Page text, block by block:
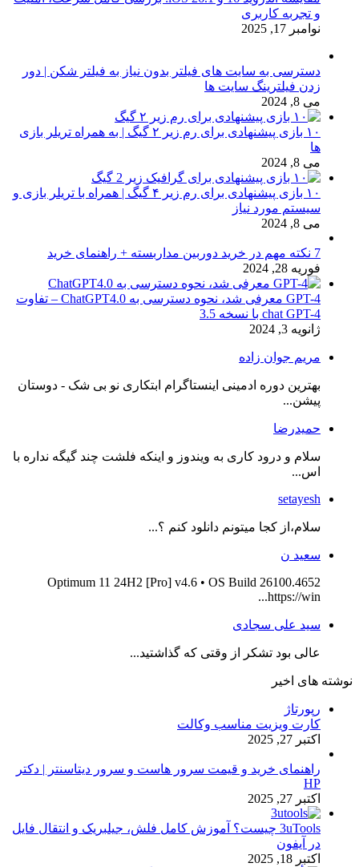
و تجربه کاربری
نوامبر 17, 2025
دسترسی به سایت های فیلتر بدون نیاز به فیلتر شکن | دور
زدن فیلترینگ سایت ها
می 8, 2024
۱۰ بازی پیشنهادی برای رم زیر ۲ گیگ | به همراه تریلر بازی
ها
می 8, 2024
۱۰ بازی پیشنهادی برای رم زیر ۴ گیگ | همراه با تریلر بازی و
سیستم مورد نیاز
می 8, 2024
7 نکته مهم در خرید دوربین مداربسته + راهنمای خرید
فوریه 28, 2024
GPT-4 معرفی شد، نحوه دسترسی به ChatGPT4.0 – تفاوت
chat GPT-4 با نسخه 3.5
ژانویه 3, 2024
مریم جوان زاده
بهترین دوره ادمینی اینستاگرام ابتکاری نو بی شک - دوستان
پیشن...
حمیدرضا
سلام و درود کاری به ویندوز و اینکه فلشت چند گیگه نداره با
اس...
setayesh
سلام،از کجا میتونم دانلود کنم ؟...
سعید ن
Optimum 11 24H2 [Pro] v4.6 • OS Build 26100.4652
https://win...
سید علی سجادی
عالی بود تشکر از وقتی که گذاشتید...
نوشته های اخیر
رپورتاژ
کارت ویزیت مناسب وکالت
اکتبر 27, 2025
راهنمای خرید و قیمت سرور هاست و سرور دیتاسنتر | دکتر
HP
اکتبر 27, 2025
3uTools چیست؟ آموزش کامل فلش، جیلبریک و انتقال فایل
در آیفون
اکتبر 18, 2025